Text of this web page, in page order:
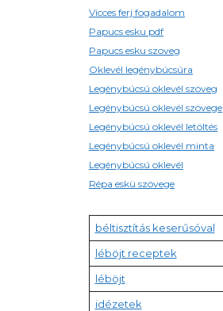
Vicces ferj fogadalom
Papucs esku pdf
Papucs esku szoveg
Oklevél legénybúcsúra
Legénybúcsú oklevél szöveg
Legénybúcsú oklevél szövege
Legénybúcsú oklevél letöltés
Legénybúcsú oklevél minta
Legénybúcsú oklevél
Répa eskü szövege
béltisztítás keserűsóval
léböjt receptek
léböjt
idézetek